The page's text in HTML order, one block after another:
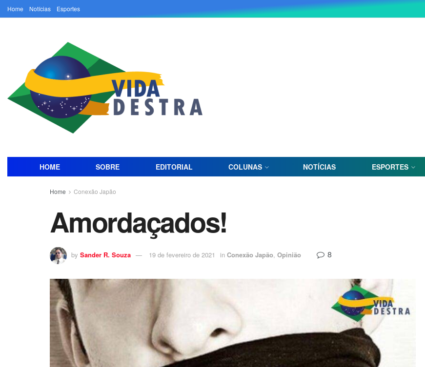
Home Notícias Esportes
HOME SOBRE EDITORIAL COLUNAS NOTÍCIAS ESPORTES
Home Conexão Japão
Amordaçados!
by Sander R. Souza 19 de fevereiro de 2021 in Conexão Japão, Opinião 8